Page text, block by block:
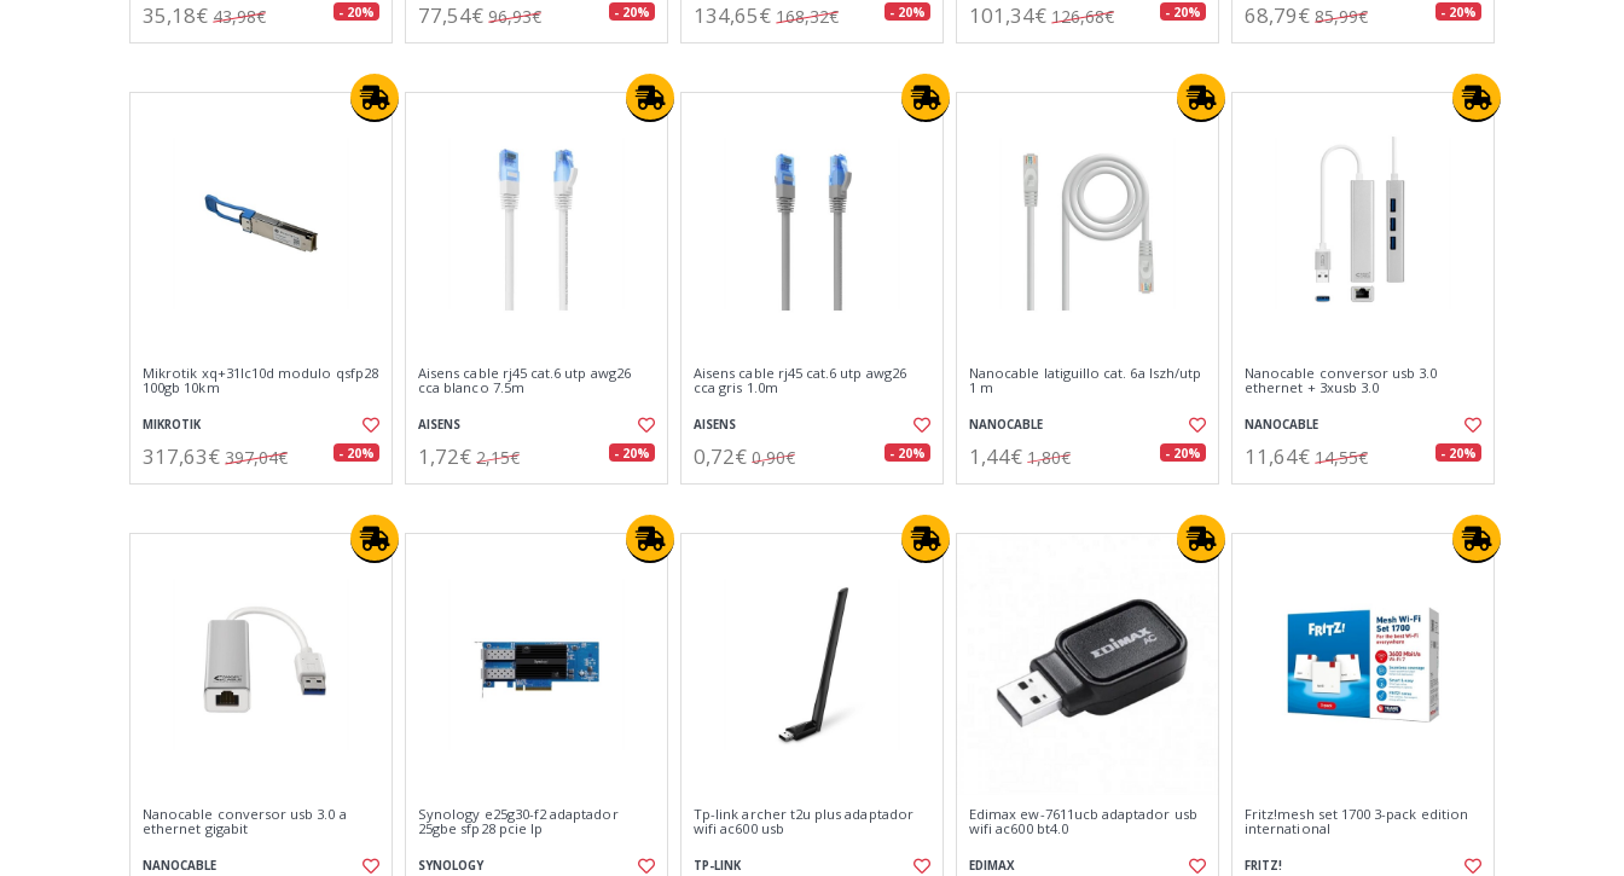
35,18€ 43,98€ - 20% 77,54€ 96,93€ - 20% 134,65€ 168,32€ - 20% 101,34€ 126,68€ - 20% 68,79€ 85,99€ - 20%
Mikrotik xq+31lc10d modulo qsfp28
100gb 10km
MIKROTIK
317,63€ 397,04€ - 20%
Aisens cable rj45 cat.6 utp awg26
cca blanco 7.5m
AISENS
1,72€ 2,15€ - 20%
Aisens cable rj45 cat.6 utp awg26
cca gris 1.0m
AISENS
0,72€ 0,90€ - 20%
Nanocable latiguillo cat. 6a lszh/utp
1 m
NANOCABLE
1,44€ 1,80€ - 20%
Nanocable conversor usb 3.0
ethernet + 3xusb 3.0
NANOCABLE
11,64€ 14,55€ - 20%
Nanocable conversor usb 3.0 a
ethernet gigabit
NANOCABLE
Synology e25g30-f2 adaptador
25gbe sfp28 pcie lp
SYNOLOGY
Tp-link archer t2u plus adaptador
wifi ac600 usb
TP-LINK
Edimax ew-7611ucb adaptador usb
wifi ac600 bt4.0
EDIMAX
Fritz!mesh set 1700 3-pack edition
international
FRITZ!